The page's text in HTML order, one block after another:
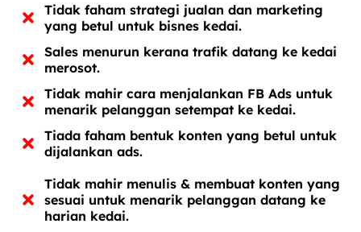
Tidak faham strategi jualan dan marketing
yang betul untuk bisnes kedai.
Sales menurun kerana trafik datang ke kedai
merosot.
Tidak mahir cara menjalankan FB Ads untuk
menarik pelanggan setempat ke kedai.
Tiada faham bentuk konten yang betul untuk
dijalankan ads.
Tidak mahir menulis & membuat konten yang
sesuai untuk menarik pelanggan datang ke
harian kedai.